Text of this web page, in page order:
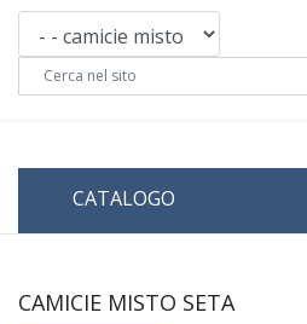
CATALOGO
CAMICIE MISTO SETA